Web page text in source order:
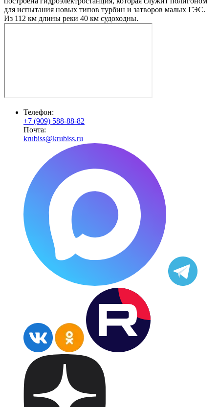
для испытания новых типов турбин и затворов малых ГЭС.
Из 112 км длины реки 40 км судоходны.
Телефон:
+7 (909) 588-88-82
Почта:
krubiss@krubiss.ru